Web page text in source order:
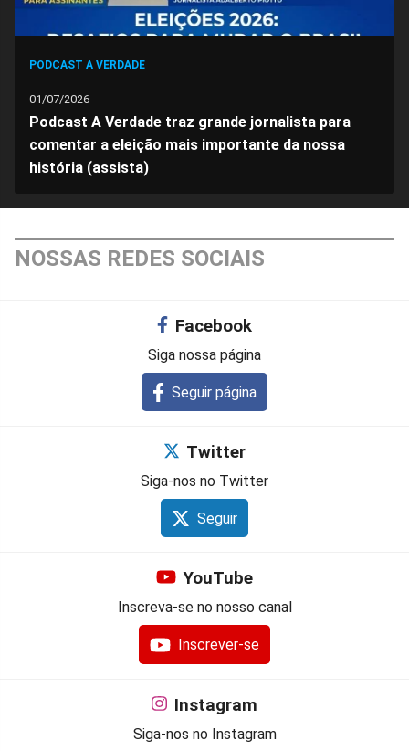
PODCAST A VERDADE
01/07/2026
Podcast A Verdade traz grande jornalista para
comentar a eleição mais importante da nossa
história (assista)
NOSSAS REDES SOCIAIS
Facebook
Siga nossa página
Seguir página
Twitter
Siga-nos no Twitter
Seguir
YouTube
Inscreva-se no nosso canal
Inscrever-se
Instagram
Siga-nos no Instagram